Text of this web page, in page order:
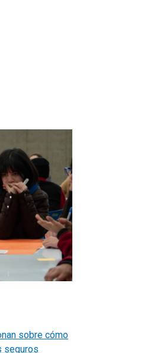
sobre cómo
seguros